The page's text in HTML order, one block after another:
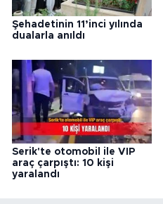
Şehadetinin 11’inci yılında
dualarla anıldı
Serik'te otomobil ile VIP
araç çarpıştı: 10 kişi
yaralandı